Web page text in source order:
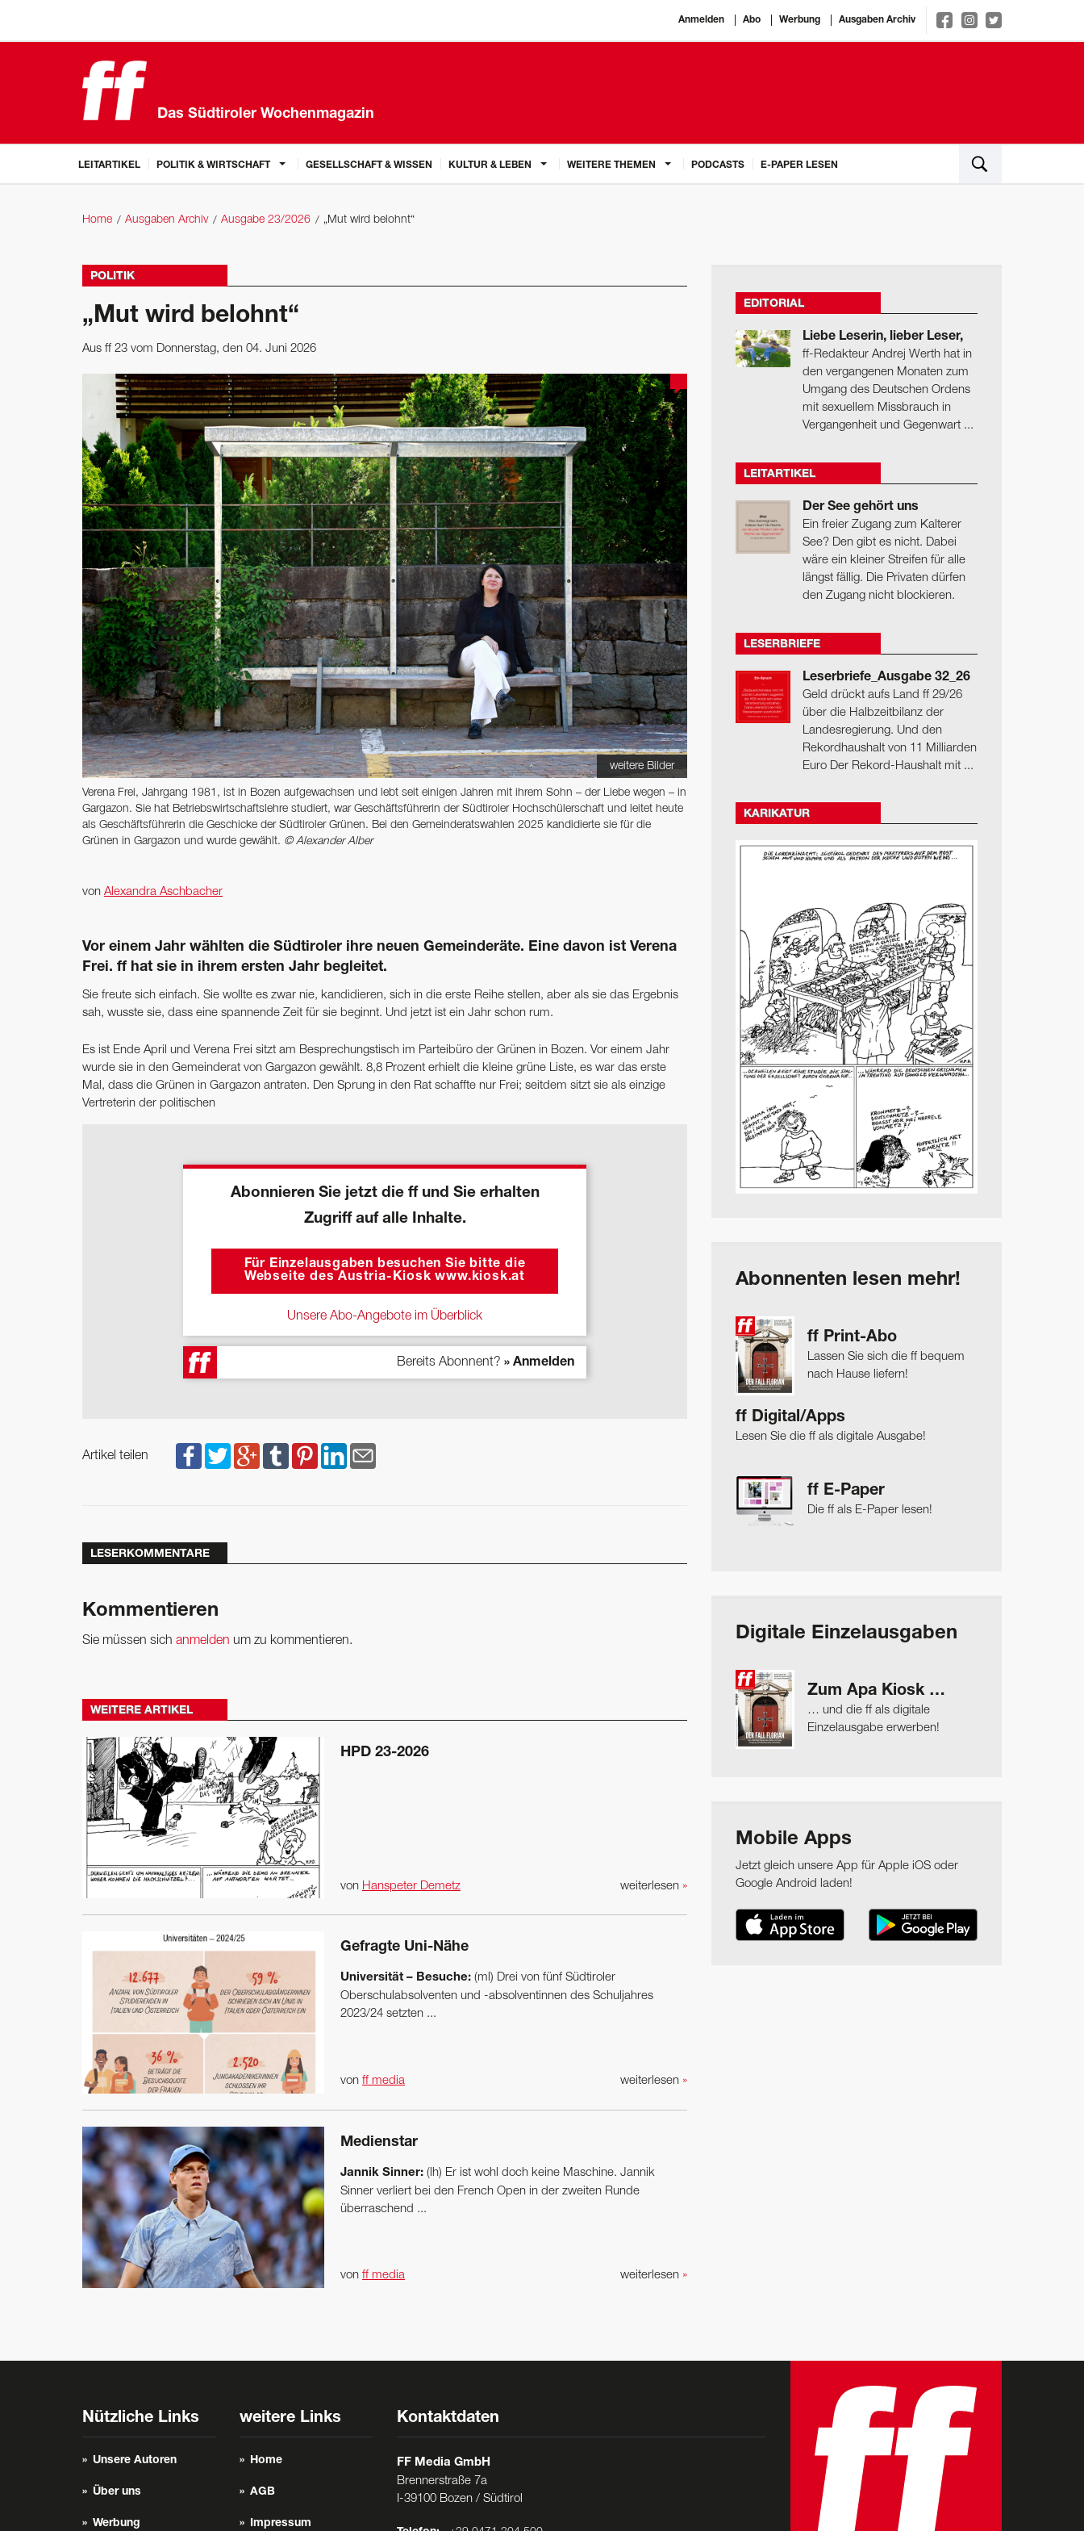
Anmelden Abo Werbung Ausgaben Archiv
Das Südtiroler Wochenmagazin
LEITARTIKEL POLITIK & WIRTSCHAFT GESELLSCHAFT & WISSEN KULTUR & LEBEN WEITERE THEMEN PODCASTS E-PAPER LESEN
Home Ausgaben Archiv Ausgabe 23/2026 „Mut wird belohnt“
POLITIK
„Mut wird belohnt“
Aus ff 23 vom Donnerstag, den 04. Juni 2026
weitere Bilder
Verena Frei, Jahrgang 1981, ist in Bozen aufgewachsen und lebt seit einigen Jahren mit ihrem Sohn – der Liebe wegen – in
Gargazon. Sie hat Betriebswirtschaftslehre studiert, war Geschäfts­führerin der ­Südtiroler Hochschülerschaft und leitet heute
als Geschäftsführerin die ­Geschicke der Südtiroler ­Grünen. Bei den Gemeinde­ratswahlen 2025 ­kandidierte sie für die
Grünen in ­Gargazon und wurde gewählt. © Alexander Alber
von Alexandra Aschbacher
Vor einem Jahr wählten die Südtiroler ihre neuen Gemeinderäte. Eine davon ist Verena
Frei. ff hat sie in ihrem ­ersten Jahr begleitet.
Sie freute sich einfach. Sie wollte es zwar nie, kandidieren, sich in die erste Reihe stellen, aber als sie das Ergebnis
sah, wusste sie, dass eine spannende Zeit für sie beginnt. Und jetzt ist ein Jahr schon rum.
Es ist Ende April und Verena Frei sitzt am Besprechungstisch im Parteibüro der Grünen in Bozen. Vor einem Jahr
wurde sie in den Gemeinderat von Gargazon gewählt. 8,8 Prozent erhielt die kleine grüne Liste, es war das erste
Mal, dass die Grünen in Gargazon antraten. Den Sprung in den Rat schaffte nur Frei; seitdem sitzt sie als einzige
Vertreterin der politischen
Abonnieren Sie jetzt die ff und Sie erhalten
Zugriff auf alle Inhalte.
Für Einzelausgaben besuchen Sie bitte die
Webseite des Austria-Kiosk www.kiosk.at
Unsere Abo-Angebote im Überblick
Bereits Abonnent? » Anmelden
Artikel teilen
LESERKOMMENTARE
Kommentieren
Sie müssen sich anmelden um zu kommentieren.
WEITERE ARTIKEL
HPD 23-2026
weiterlesen »
von Hanspeter Demetz
Gefragte Uni-Nähe
Universität – Besuche: (ml) Drei von fünf Südtiroler
Oberschulabsolventen und -absolventinnen des Schuljahres
2023/24 setzten ...
weiterlesen »
von ff media
Medienstar
Jannik Sinner: (lh) Er ist wohl doch keine Maschine. Jannik
Sinner verliert bei den French Open in der zweiten Runde
überraschend ...
weiterlesen »
von ff media
EDITORIAL
Liebe Leserin, lieber Leser,
ff-Redakteur Andrej Werth hat in
den vergangenen Monaten zum
Umgang des Deutschen Ordens
mit sexuellem Missbrauch in
Vergangenheit und Gegenwart ...
LEITARTIKEL
Der See gehört uns
Ein freier Zugang zum Kalterer
See? Den gibt es nicht. Dabei
wäre ein kleiner Streifen für alle
längst fällig. Die Privaten dürfen
den Zugang nicht blockieren.
LESERBRIEFE
Leserbriefe_Ausgabe 32_26
Geld drückt aufs Land ff 29/26
über die Halbzeitbilanz der
Landesregierung. Und den
Rekordhaushalt von 11 Milliarden
Euro Der Rekord-Haushalt mit ...
KARIKATUR
Abonnenten lesen mehr!
ff Print-Abo
Lassen Sie sich die ff bequem
nach Hause liefern!
ff Digital/Apps
Lesen Sie die ff als digitale Ausgabe!
ff E-Paper
Die ff als E-Paper lesen!
Digitale Einzelausgaben
Zum Apa Kiosk …
… und die ff als digitale
Einzelausgabe erwerben!
Mobile Apps
Jetzt gleich unsere App für Apple iOS oder
Google Android laden!
Nützliche Links
Unsere Autoren
Über uns
Werbung
weitere Links
Home
AGB
Impressum
Kontaktdaten
FF Media GmbH
Brennerstraße 7a
I-39100 Bozen / Südtirol